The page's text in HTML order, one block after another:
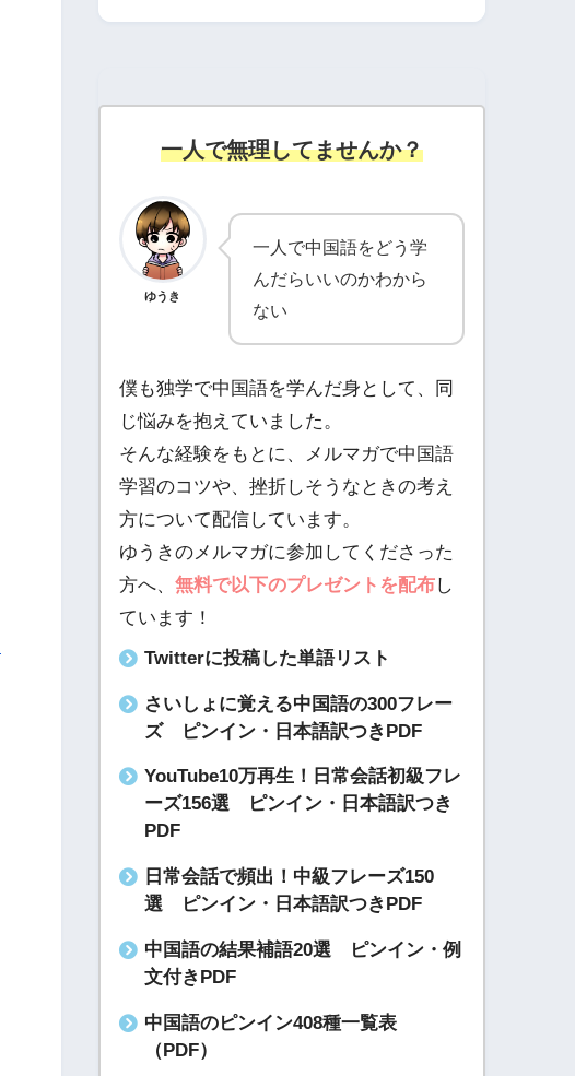
一人で無理してませんか？
ゆうき
一人で中国語をどう学
んだらいいのかわから
ない
僕も独学で中国語を学んだ身として、同
じ悩みを抱えていました。
そんな経験をもとに、メルマガで中国語
学習のコツや、挫折しそうなときの考え
方について配信しています。
ゆうきのメルマガに参加してくださった
方へ、 無料で以下のプレゼントを配布し
ています！
Twitterに投稿した単語リスト
さいしょに覚える中国語の300フレー
ズ ピンイン・日本語訳つきPDF
YouTube10万再生！日常会話初級フレ
ーズ156選 ピンイン・日本語訳つき
PDF
日常会話で頻出！中級フレーズ150
選 ピンイン・日本語訳つきPDF
中国語の結果補語20選 ピンイン・例
文付きPDF
中国語のピンイン408種一覧表
（PDF）